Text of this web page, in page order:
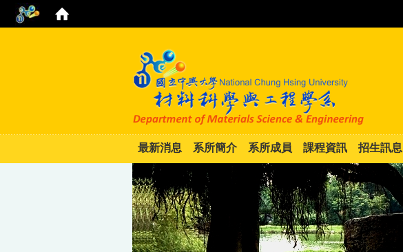
最新消息 系所簡介 系所成員 課程資訊 招生訊息